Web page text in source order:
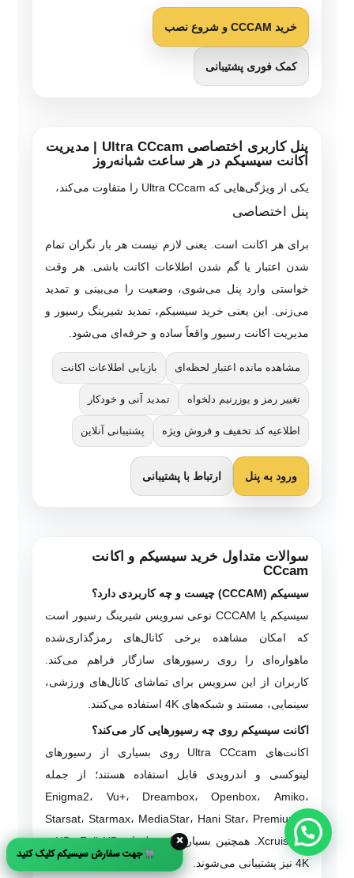
خرید CCCAM و شروع نصب
کمک فوری پشتیبانی
پنل کاربری اختصاصی Ultra CCcam | مدیریت
اکانت سیسیکم در هر ساعت شبانه‌روز
یکی از ویژگی‌هایی که Ultra CCcam را متفاوت می‌کند،
پنل اختصاصی
برای هر اکانت است. یعنی لازم نیست هر بار نگران تمام
شدن اعتبار یا گم شدن اطلاعات اکانت باشی. هر وقت
خواستی وارد پنل می‌شوی، وضعیت را می‌بینی و تمدید
می‌زنی. این یعنی خرید سیسیکم، تمدید شیرینگ رسیور و
مدیریت اکانت رسیور واقعاً ساده و حرفه‌ای می‌شود.
مشاهده مانده اعتبار لحظه‌ای بازیابی اطلاعات اکانت
تغییر رمز و یوزرنیم دلخواه تمدید آنی و خودکار
اطلاعیه کد تخفیف و فروش ویژه پشتیبانی آنلاین
ورود به پنل ارتباط با پشتیبانی
سوالات متداول خرید سیسیکم و اکانت
CCcam
سیسیکم (CCCAM) چیست و چه کاربردی دارد؟
سیسیکم یا CCCAM نوعی سرویس شیرینگ رسیور است
که امکان مشاهده برخی کانال‌های رمزگذاری‌شده
ماهواره‌ای را روی رسیورهای سازگار فراهم می‌کند.
کاربران از این سرویس برای تماشای کانال‌های ورزشی،
سینمایی، مستند و شبکه‌های 4K استفاده می‌کنند.
اکانت سیسیکم روی چه رسیورهایی کار می‌کند؟
اکانت‌های Ultra CCcam روی بسیاری از رسیورهای
لینوکسی و اندرویدی قابل استفاده هستند؛ از جمله
Enigma2، Vu+، Dreambox، Openbox، Amiko،
Starsat، Starmax، MediaStar، Hani Star، Premium X
و Xcruiser. همچنین بسیاری از مدل‌های HD، Full HD و
4K نیز پشتیبانی می‌شوند.
×
جهت سفارش سیسیکم کلیک کنید